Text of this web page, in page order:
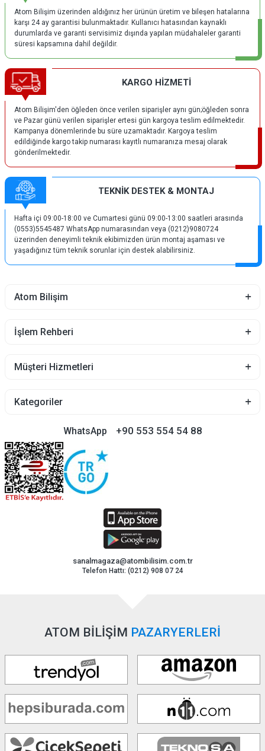
Atom Bilişim üzerinden aldığınız her ürünün üretim ve bileşen hatalarına
karşı 24 ay garantisi bulunmaktadır. Kullanıcı hatasından kaynaklı
durumlarda ve garanti servisimiz dışında yapılan müdahaleler garanti
süresi kapsamına dahil değildir.
KARGO HİZMETİ
Atom Bilişim'den öğleden önce verilen siparişler aynı gün;öğleden sonra
ve Pazar günü verilen siparişler ertesi gün kargoya teslim edilmektedir.
Kampanya dönemlerinde bu süre uzamaktadır. Kargoya teslim
edildiğinde kargo takip numarası kayıtlı numaranıza mesaj olarak
gönderilmektedir.
TEKNİK DESTEK & MONTAJ
Hafta içi 09:00-18:00 ve Cumartesi günü 09:00-13:00 saatleri arasında
(0553)5545487 WhatsApp numarasından veya (0212)9080724
üzerinden deneyimli teknik ekibimizden ürün montaj aşaması ve
yaşadığınız tüm teknik sorunlar için destek alabilirsiniz.
Atom Bilişim
İşlem Rehberi
Müşteri Hizmetleri
Kategoriler
WhatsApp +90 553 554 54 88
sanalmagaza@atombilisim.com.tr
Telefon Hattı: (0212) 908 07 24
ATOM BİLİŞİM PAZARYERLERİ